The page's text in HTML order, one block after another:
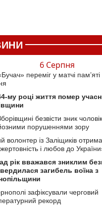
6 Серпня
переміг у матчі
му році життя помер
безвісти зник чоловік
порушеннями зору
волонтер із Заліщиків
і любов до
рік вважався зниклим
загибель воїна з
зафіксували черговий
рекорд